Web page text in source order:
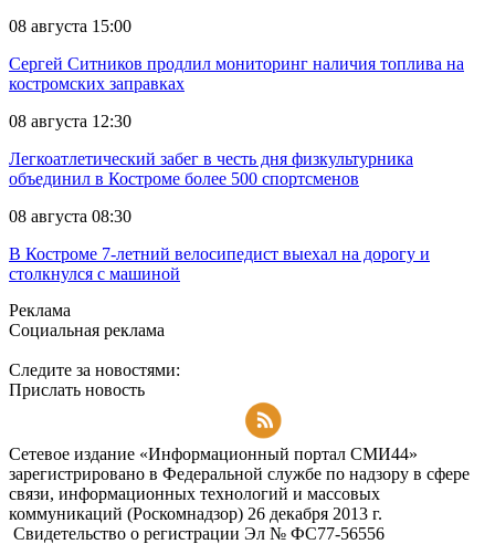
08 августа 15:00
Сергей Ситников продлил мониторинг наличия топлива на
костромских заправках
08 августа 12:30
Легкоатлетический забег в честь дня физкультурника
объединил в Костроме более 500 спортсменов
08 августа 08:30
В Костроме 7-летний велосипедист выехал на дорогу и
столкнулся с машиной
Реклама
Социальная реклама
Следите за новостями:
Прислать новость
Сетевое издание «Информационный портал СМИ44»
зарегистрировано в Федеральной службе по надзору в сфере
связи, информационных технологий и массовых
коммуникаций (Роскомнадзор) 26 декабря 2013 г.
Свидетельство о регистрации Эл № ФC77-56556